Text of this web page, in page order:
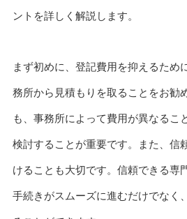
ントを詳しく解説します。
まず初めに、登記費用を抑えるため
務所から見積もりを取ることをお勧
も、事務所によって費用が異なるこ
検討することが重要です。また、信
けることも大切です。信頼できる専
手続きがスムーズに進むだけでなく